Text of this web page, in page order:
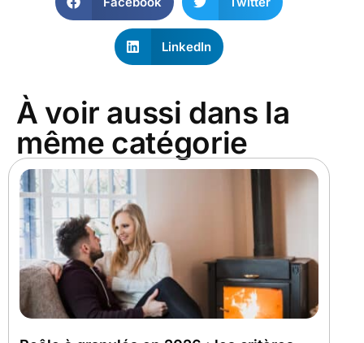
LinkedIn
À voir aussi dans la
même catégorie